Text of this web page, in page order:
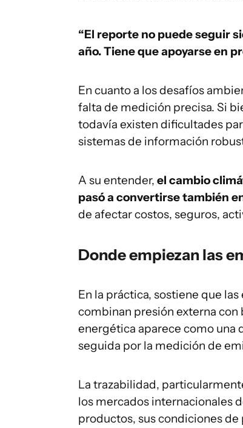
“El reporte no puede seguir
año. Tiene que apoyarse en
En cuanto a los desafíos
falta de medición precisa. Si
todavía existen dificultades
sistemas de información
A su entender, el cambio
pasó a convertirse también
de afectar costos, seguros,
Donde empiezan las
En la práctica, sostiene que
combinan presión externa con
energética aparece como una
seguida por la medición de
La trazabilidad,
los mercados internacionales
productos, sus condiciones